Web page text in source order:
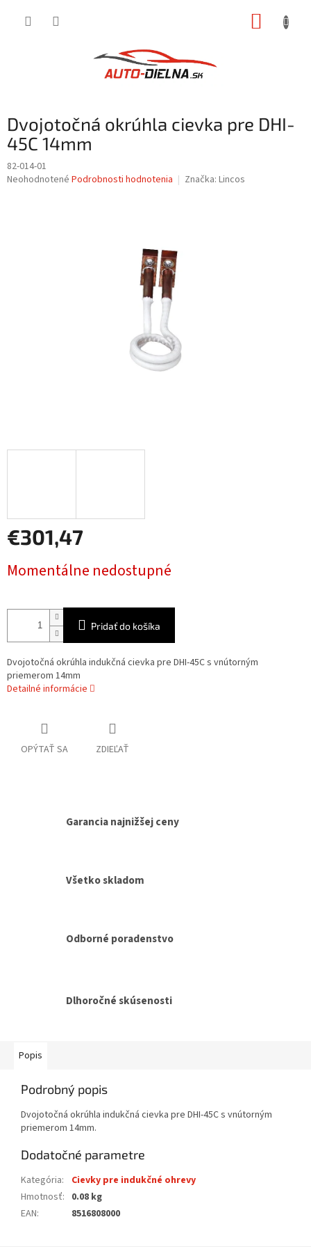
Dvojotočná okrúhla cievka pre DHI-
45C 14mm
82-014-01
Priemerné
Neohodnotené Podrobnosti hodnotenia Značka: Lincos
€301,47
cena:
Momentálne nedostupné
Pridať do košíka
Dvojotočná okrúhla indukčná cievka pre DHI-45C s vnútorným
priemerom 14mm
Detailné informácie
OPÝTAŤ SA ZDIEĽAŤ
Garancia najnižšej ceny
Všetko skladom
Odborné poradenstvo
Dlhoročné skúsenosti
Popis
Podrobný popis
Dvojotočná okrúhla indukčná cievka pre DHI-45C s vnútorným
priemerom 14mm.
Dodatočné parametre
Kategória:
Cievky pre indukčné ohrevy
Hmotnosť: 0.08 kg
EAN: 8516808000